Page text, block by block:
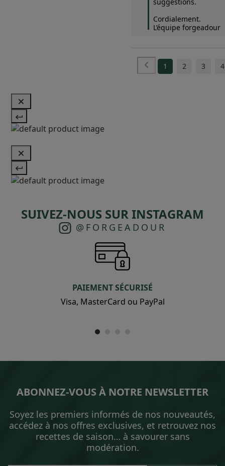
Cordialement.
L’équipe forgeadour
1 2 3 4
SUIVEZ-NOUS SUR INSTAGRAM
@FORGEADOUR
PAIEMENT SÉCURISÉ
Visa, MasterCard ou PayPal
ABONNEZ-VOUS À NOTRE NEWSLETTER
Soyez les premiers informés de nos nouveautés,
accédez à nos offres exclusives, et retrouvez nos
recettes de saison… à savourer sans
modération.